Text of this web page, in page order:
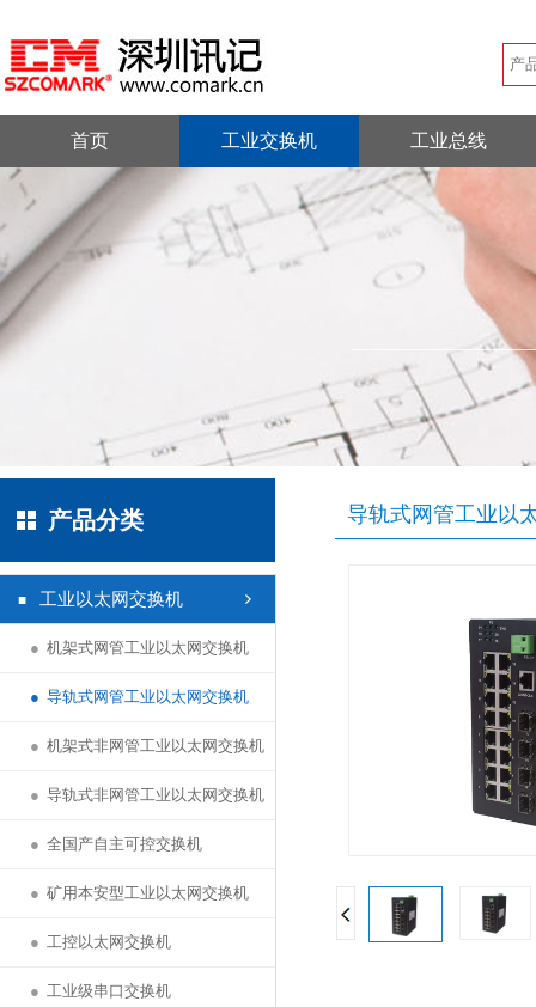
首页 工业交换机 工业总线
产品分类
工业以太网交换机
● 机架式网管工业以太网交换机
● 导轨式网管工业以太网交换机
● 机架式非网管工业以太网交换机
● 导轨式非网管工业以太网交换机
● 全国产自主可控交换机
● 矿用本安型工业以太网交换机
● 工控以太网交换机
● 工业级串口交换机
导轨式网管工业以